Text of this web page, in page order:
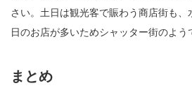
さい。土日は観光客で賑わう商店街も
日のお店が多いためシャッター街のよう
まとめ